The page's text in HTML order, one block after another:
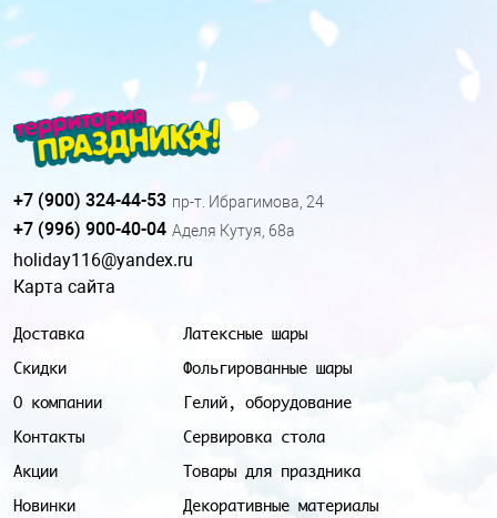
Доставка
Скидки
О компании
Контакты
Акции
Новинки
Латексные шары
Фольгированные шары
Гелий, оборудование
Сервировка стола
Товары для праздника
Декоративные материалы
+7 (900) 324-44-53 пр-т. Ибрагимова, 24
+7 (996) 900-40-04 Аделя Кутуя, 68а
holiday116@yandex.ru
Карта сайта